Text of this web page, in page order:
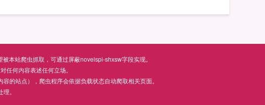
本站爬虫抓取，可通过屏蔽novelspi-shxsw字段实现。
任何内容表述任何立场。
的站点），爬虫程序会依据负载状态自动爬取相关页面。
。